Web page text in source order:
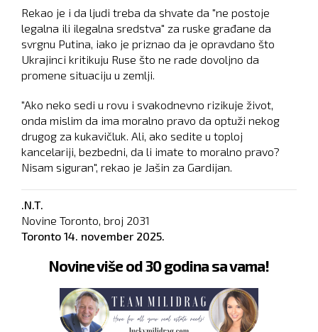
Rekao je i da ljudi treba da shvate da "ne postoje
legalna ili ilegalna sredstva" za ruske građane da
svrgnu Putina, iako je priznao da je opravdano što
Ukrajinci kritikuju Ruse što ne rade dovoljno da
promene situaciju u zemlji.
"Ako neko sedi u rovu i svakodnevno rizikuje život,
onda mislim da ima moralno pravo da optuži nekog
drugog za kukavičluk. Ali, ako sedite u toploj
kancelariji, bezbedni, da li imate to moralno pravo?
Nisam siguran", rekao je Jašin za Gardijan.
.N.T.
Novine Toronto, broj 2031
Toronto 14. november 2025.
Novine više od 30 godina sa vama!